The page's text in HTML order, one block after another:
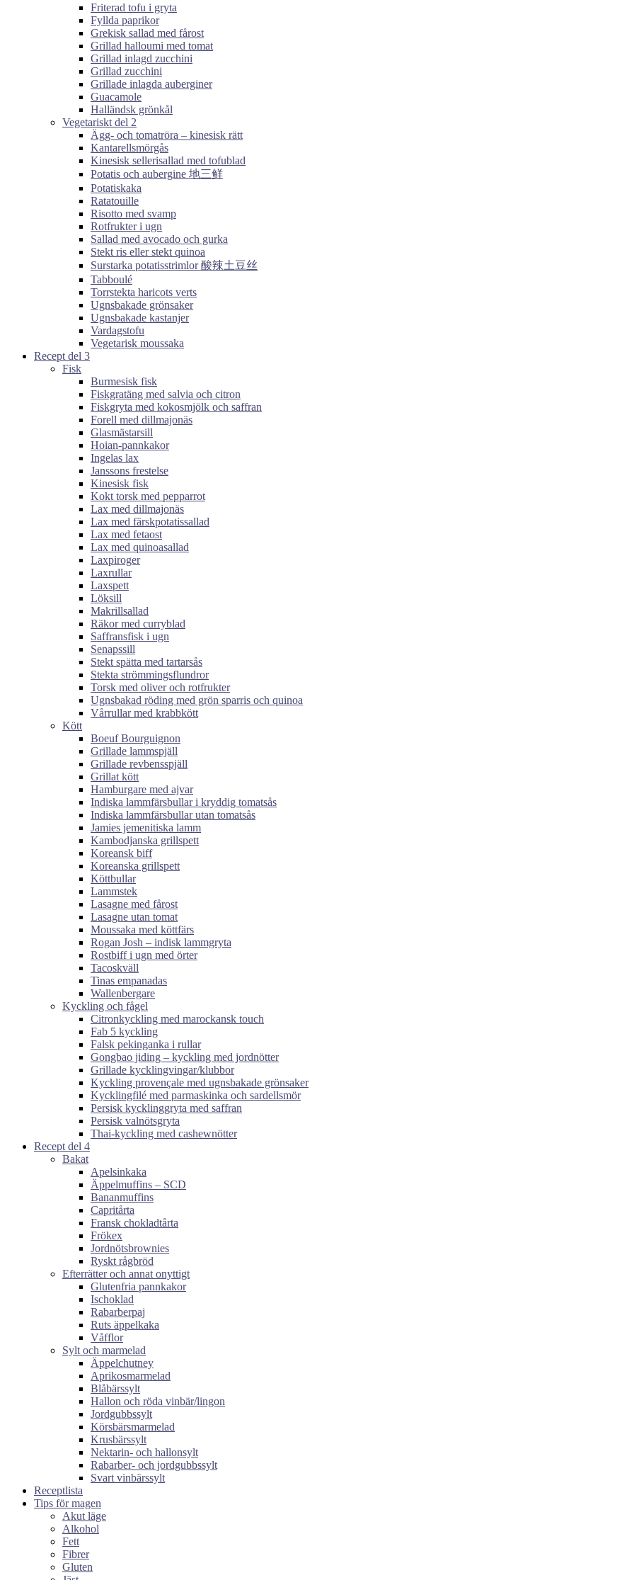
Friterad tofu i gryta
Fyllda paprikor
Grekisk sallad med fårost
Grillad halloumi med tomat
Grillad inlagd zucchini
Grillad zucchini
Grillade inlagda auberginer
Guacamole
Halländsk grönkål
Vegetariskt del 2
Ägg- och tomatröra – kinesisk rätt
Kantarellsmörgås
Kinesisk sellerisallad med tofublad
Potatis och aubergine 地三鲜
Potatiskaka
Ratatouille
Risotto med svamp
Rotfrukter i ugn
Sallad med avocado och gurka
Stekt ris eller stekt quinoa
Surstarka potatisstrimlor 酸辣土豆丝
Tabboulé
Torrstekta haricots verts
Ugnsbakade grönsaker
Ugnsbakade kastanjer
Vardagstofu
Vegetarisk moussaka
Recept del 3
Fisk
Burmesisk fisk
Fiskgratäng med salvia och citron
Fiskgryta med kokosmjölk och saffran
Forell med dillmajonäs
Glasmästarsill
Hoian-pannkakor
Ingelas lax
Janssons frestelse
Kinesisk fisk
Kokt torsk med pepparrot
Lax med dillmajonäs
Lax med färskpotatissallad
Lax med fetaost
Lax med quinoasallad
Laxpiroger
Laxrullar
Laxspett
Löksill
Makrillsallad
Räkor med curryblad
Saffransfisk i ugn
Senapssill
Stekt spätta med tartarsås
Stekta strömmingsflundror
Torsk med oliver och rotfrukter
Ugnsbakad röding med grön sparris och quinoa
Vårrullar med krabbkött
Kött
Boeuf Bourguignon
Grillade lammspjäll
Grillade revbensspjäll
Grillat kött
Hamburgare med ajvar
Indiska lammfärsbullar i kryddig tomatsås
Indiska lammfärsbullar utan tomatsås
Jamies jemenitiska lamm
Kambodjanska grillspett
Koreansk biff
Koreanska grillspett
Köttbullar
Lammstek
Lasagne med fårost
Lasagne utan tomat
Moussaka med köttfärs
Rogan Josh – indisk lammgryta
Rostbiff i ugn med örter
Tacoskväll
Tinas empanadas
Wallenbergare
Kyckling och fågel
Citronkyckling med marockansk touch
Fab 5 kyckling
Falsk pekinganka i rullar
Gongbao jiding – kyckling med jordnötter
Grillade kycklingvingar/klubbor
Kyckling provençale med ugnsbakade grönsaker
Kycklingfilé med parmaskinka och sardellsmör
Persisk kycklinggryta med saffran
Persisk valnötsgryta
Thai-kyckling med cashewnötter
Recept del 4
Bakat
Apelsinkaka
Äppelmuffins – SCD
Bananmuffins
Capritårta
Fransk chokladtårta
Frökex
Jordnötsbrownies
Ryskt rågbröd
Efterrätter och annat onyttigt
Glutenfria pannkakor
Ischoklad
Rabarberpaj
Ruts äppelkaka
Våfflor
Sylt och marmelad
Äppelchutney
Aprikosmarmelad
Blåbärssylt
Hallon och röda vinbär/lingon
Jordgubbssylt
Körsbärsmarmelad
Krusbärssylt
Nektarin- och hallonsylt
Rabarber- och jordgubbssylt
Svart vinbärssylt
Receptlista
Tips för magen
Akut läge
Alkohol
Fett
Fibrer
Gluten